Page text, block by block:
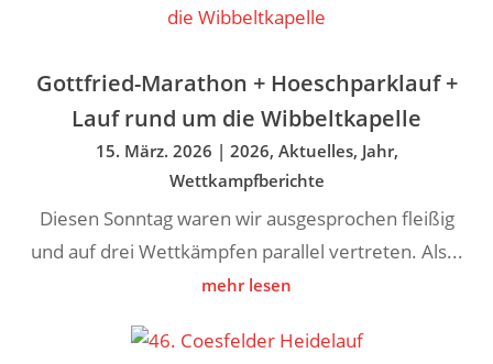
Gottfried-Marathon + Hoeschparklauf +
Lauf rund um die Wibbeltkapelle
15. März. 2026 | 2026, Aktuelles, Jahr,
Wettkampfberichte
Diesen Sonntag waren wir ausgesprochen fleißig
und auf drei Wettkämpfen parallel vertreten. Als...
mehr lesen